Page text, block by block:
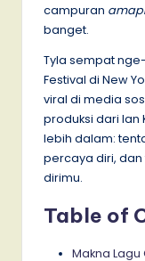
campuran
banget.
Tyla sempat
Festival di New
viral di media
produksi dari Ian
lebih dalam:
percaya diri,
dirimu.
Table of
Makna Lagu